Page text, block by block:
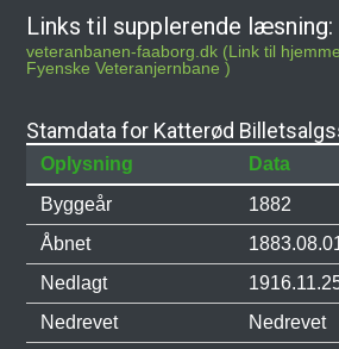
Links til supplerende læsning:
veteranbanen-faaborg.dk (Link til
Fyenske Veteranjernbane )
Stamdata for Katterød
Oplysning
Data
Byggeår
1882
Åbnet
Nedlagt
Nedrevet
Nedrevet